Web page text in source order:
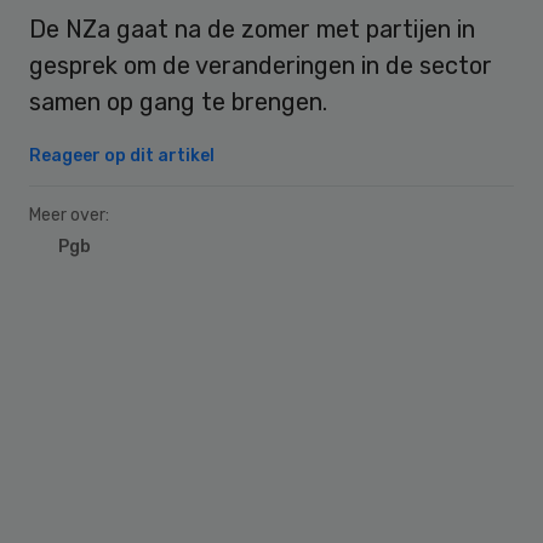
De NZa gaat na de zomer met partijen in
gesprek om de veranderingen in de sector
samen op gang te brengen.
Reageer op dit artikel
Meer over:
Pgb